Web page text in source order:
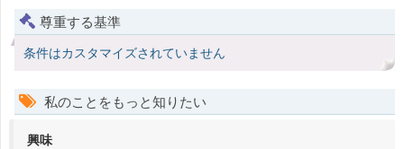
尊重する基準
条件はカスタマイズされていません
私のことをもっと知りたい
興味